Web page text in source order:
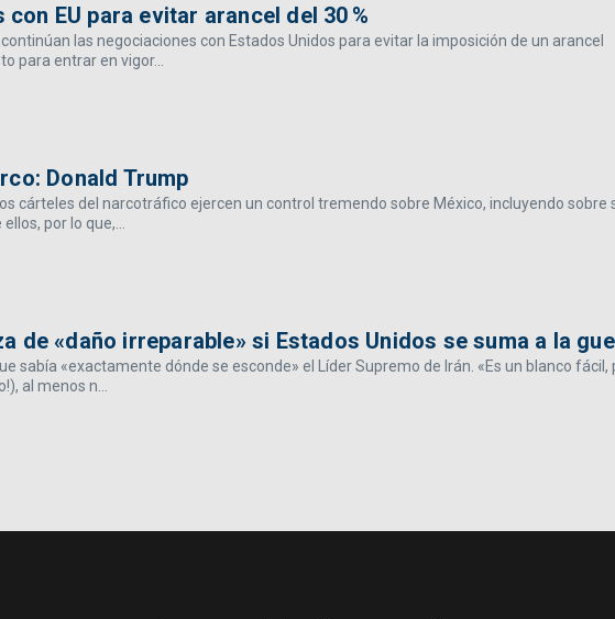
EU para evitar arancel del 30 %
las negociaciones con Estados Unidos para evitar la imposición de un arancel
para entrar en vigor...
Donald Trump
cárteles del narcotráfico ejercen un control tremendo sobre México, incluyendo sobre
por lo que,...
de «daño irreparable» si Estados Unidos se suma a la
sabía «exactamente dónde se esconde» el Líder Supremo de Irán. «Es un blanco fácil,
al menos n...